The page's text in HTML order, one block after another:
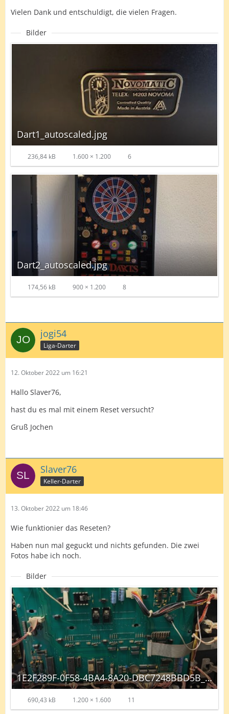
Vielen Dank und entschuldigt, die vielen Fragen.
Bilder
Dart1_autoscaled.jpg
236,84 kB 1.600 × 1.200 6
Dart2_autoscaled.jpg
174,56 kB 900 × 1.200 8
jogi54
Liga-Darter
12. Oktober 2022 um 16:21
Hallo Slaver76,
hast du es mal mit einem Reset versucht?
Gruß Jochen
Slaver76
Keller-Darter
13. Oktober 2022 um 18:46
Wie funktionier das Reseten?
Haben nun mal geguckt und nichts gefunden. Die zwei
Fotos habe ich noch.
Bilder
1E2F289F-0F58-4BA4-8A20-DBC7248BBD5B_autoscaled.jpg
690,43 kB 1.200 × 1.600 11